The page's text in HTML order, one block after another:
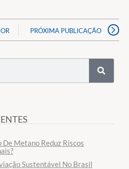
PRÓXIMA PUBLICAÇÃO
Metano Reduz Riscos
Sustentável No Brasil